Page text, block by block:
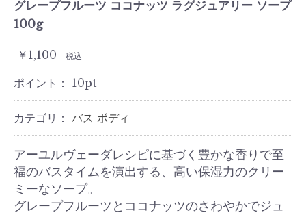
グレープフルーツ ココナッツ ラグジュアリー ソープ
100g
￥1,100 税込
ポイント： 10pt
カテゴリ： バス ボディ
アーユルヴェーダレシピに基づく豊かな香りで至
福のバスタイムを演出する、高い保湿力のクリー
ミーなソープ。
グレープフルーツとココナッツのさわやかでジュ